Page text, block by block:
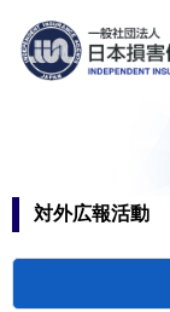
対外広報活動